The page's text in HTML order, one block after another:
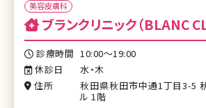
美容皮膚科
ブランクリニック（BLANC
診療時間 10:00〜19:00
休診日
水・木
住所
秋田県秋田市中通1丁目3-5
ル 1階